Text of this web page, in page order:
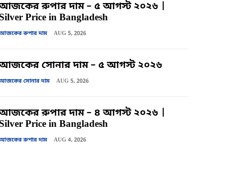
রুপার দাম – ৫ আগস্ট ২০২৬ |
Price in Bangladesh
রুপার দাম AUG 5, 2026
সোনার দাম – ৫ আগস্ট ২০২৬
সোনার দাম AUG 5, 2026
রুপার দাম – ৪ আগস্ট ২০২৬ |
Price in Bangladesh
রুপার দাম AUG 4, 2026